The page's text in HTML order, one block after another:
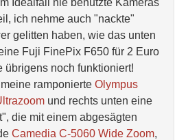
Idealfall nie benutzte Kameras
ich nehme auch "nackte"
gelitten haben, wie das unten
Fuji FinePix F650 für 2 Euro
übrigens noch funktioniert!
ramponierte Olympus
und rechts unten eine
die mit einem abgesägten
Camedia C-5060 Wide Zoom,